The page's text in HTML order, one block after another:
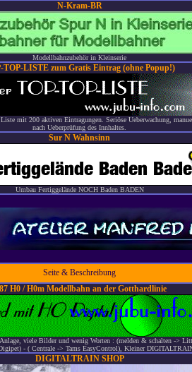
N-Kram-BR
Modellbahnzubehör in Kleinserie
TOP-LISTE zum Gratis Eintrag (ohne Popup!)
mit 200 aktiven Eintragungen. Seriöse Ueberwachung,
nach Ueberprüfung des Innhaltes.
Sur N Wahnsinn
Umbau Fertiggelände NOCH Baden BADEN
Seite & Beschreibung
H0 / H0m Modellbahn an der Gotthardlinie
viele Bilder und wenig Worten : (melden & schalten ->
- ( Centrale -> Tams EasyControl), Kleiner
DIGITALTRAIN SHOP